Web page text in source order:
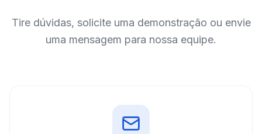
Tire dúvidas, solicite uma demonstração ou envie
uma mensagem para nossa equipe.